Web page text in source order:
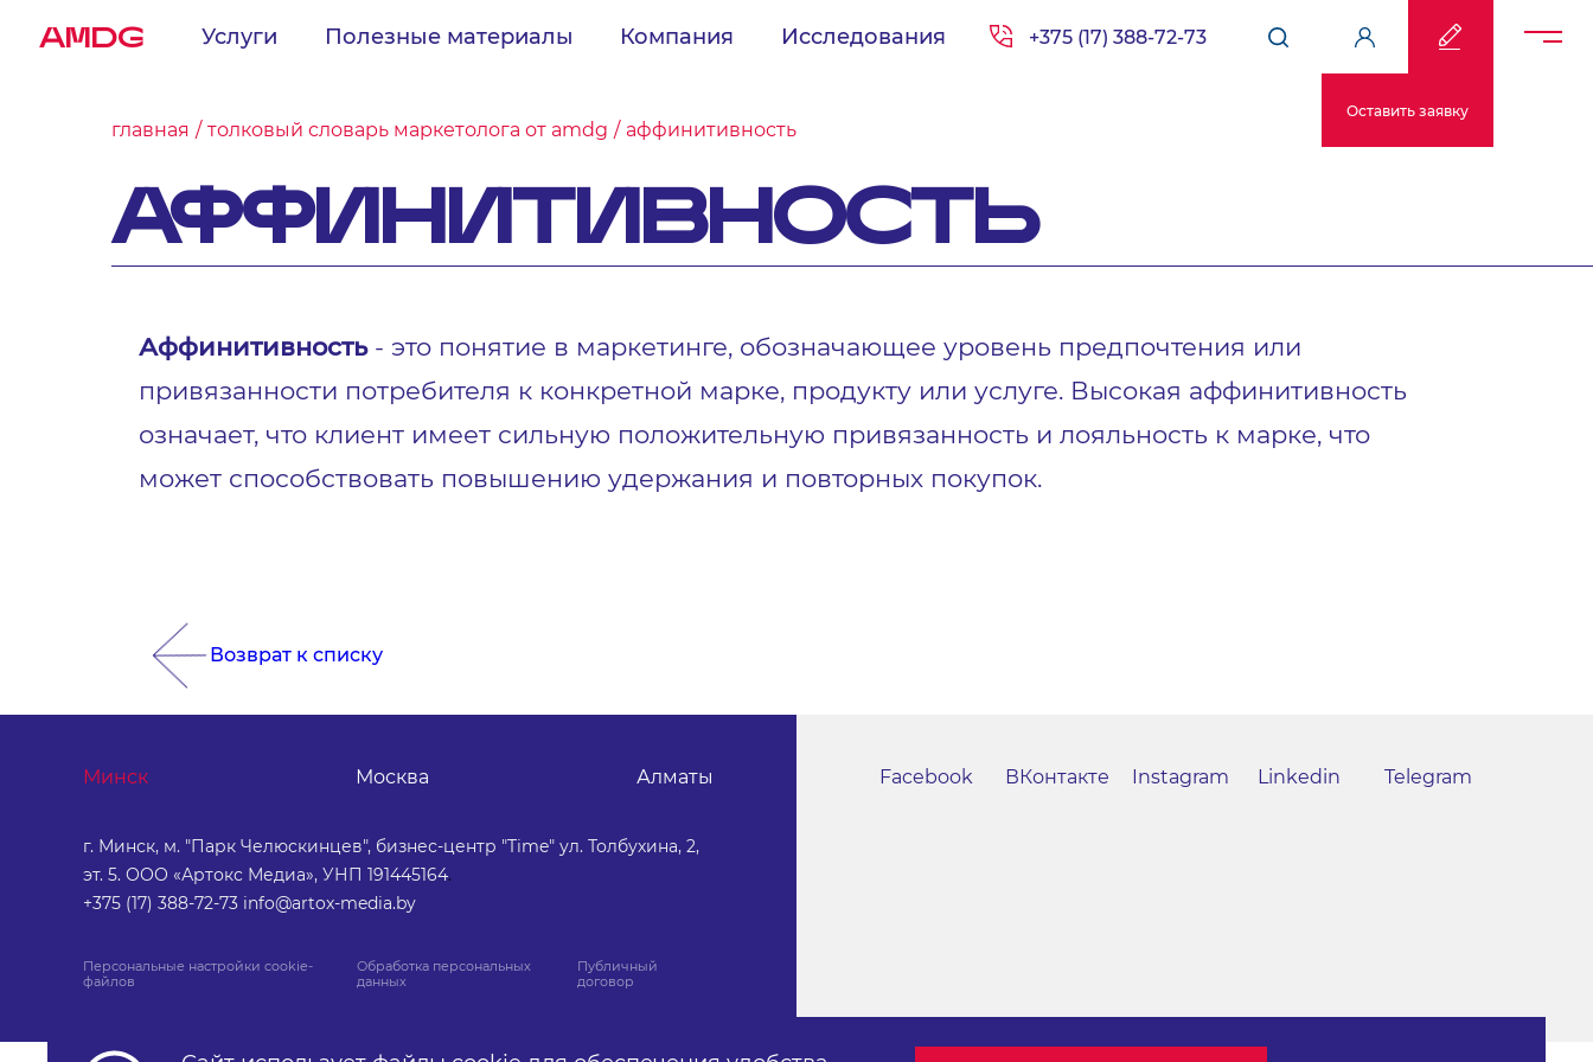
AMDG Услуги Полезные материалы Компания Исследования +375 (17) 388-72-73
Оставить заявку
главная толковый словарь маркетолога от amdg аффинитивность
АФФИНИТИВНОСТЬ
Аффинитивность- это понятие в маркетинге, обозначающее уровень предпочтения или
привязанности потребителя к конкретной марке, продукту или услуге. Высокая аффинитивность
означает, что клиент имеет сильную положительную привязанность и лояльность к марке, что
может способствовать повышению удержания и повторных покупок.
Возврат к списку
Минск Москва Алматы
г. Минск, м. "Парк Челюскинцев", бизнес-центр "Time" ул. Толбухина, 2,
эт. 5. ООО «Артокс Медиа», УНП 191445164.
+375 (17) 388-72-73 info@artox-media.by
Персональные настройки cookie-
файлов
Обработка персональных
данных
Публичный
договор
Facebook ВКонтакте Instagram Linkedin Telegram